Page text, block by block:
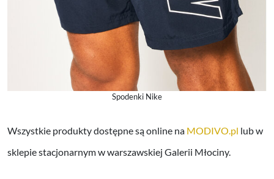
Spodenki Nike
Wszystkie produkty dostępne są online na MODIVO.pl lub w
sklepie stacjonarnym w warszawskiej Galerii Młociny.